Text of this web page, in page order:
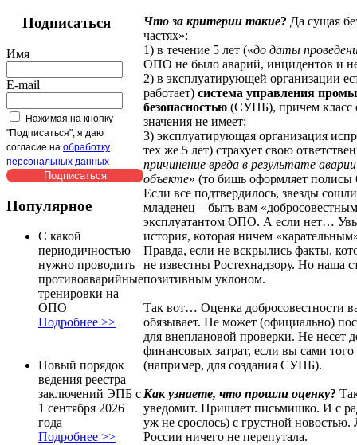
Подписаться
Имя
E-mail
Нажимая на кнопку
"Подписаться", я даю
согласие на обработку
персональных данных
Популярное
С какой
периодичностью
нужно проводить
противоаварийные
тренировки на
ОПО
Подробнее >>
Новый порядок
ведения реестра
заключений ЭПБ с
1 сентября 2026
года
Подробнее >>
Что за критерии такие? Да сущая
частях»:
1) в течение 5 лет («до даты
ОПО не было аварий, инцидентов и
2) в эксплуатирующей организации
работает) система управления
безопасностью (СУПБ), причем
значения не имеет;
3) эксплуатирующая организация
тех же 5 лет) страхует свою
причинение вреда в результате
объекте» (то бишь оформляет
Если все подтвердилось, звезды
младенец – быть вам
эксплуатантом ОПО. А если нет…
история, которая ничем
Правда, если не вскрылись факты,
не известны Ростехнадзору. Но наша
позитивным уклоном.
Так вот… Оценка добросовестности
обязывает. Не может (официально)
для внеплановой проверки. Не несет
финансовых затрат, если вы сами того
(например, для создания СУПБ).
Как узнаете, что прошли оценку?
уведомит. Пришлет письмишко. И с
уж не срослось) с грустной
России ничего не перепутала.